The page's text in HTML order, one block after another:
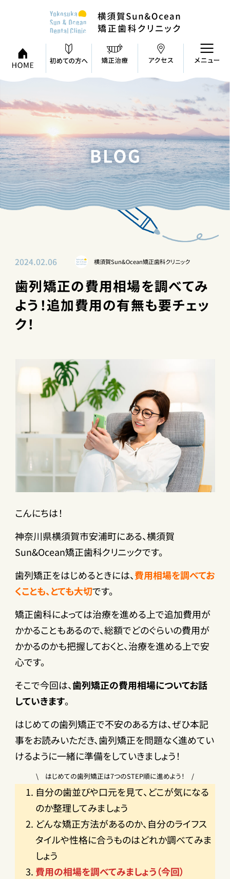
2024.02.06 横須賀Sun&Ocean矯正歯科クリニック
歯列矯正の費用相場を調べてみ
よう！追加費用の有無も要チェッ
ク！
こんにちは！
神奈川県横須賀市安浦町にある、横須賀
Sun&Ocean矯正歯科クリニックです。
歯列矯正をはじめるときには、費用相場を調べてお
くことも、とても大切です。
矯正歯科によっては治療を進める上で追加費用が
かかることもあるので、総額でどのぐらいの費用が
かかるのかも把握しておくと、治療を進める上で安
心です。
そこで今回は、歯列矯正の費用相場についてお話
していきます。
はじめての歯列矯正で不安のある方は、ぜひ本記
事をお読みいただき、歯列矯正を問題なく進めてい
けるように一緒に準備をしていきましょう！
\ はじめての歯列矯正は7つのSTEP順に進めよう！ /
自分の歯並びや口元を見て、どこが気になる
のか整理してみましょう
どんな矯正方法があるのか、自分のライフス
タイルや性格に合うものはどれか調べてみま
しょう
費用の相場を調べてみましょう（今回）